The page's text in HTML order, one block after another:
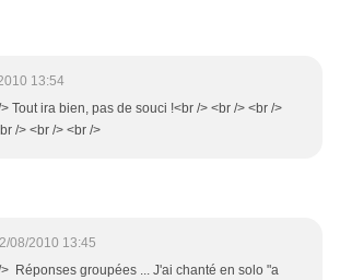
13:54
Tout ira bien, pas de souci !<br /> <br /> <br />
/> <br /> <br />
08/2010 13:45
Réponses groupées ... J'ai chanté en solo "a